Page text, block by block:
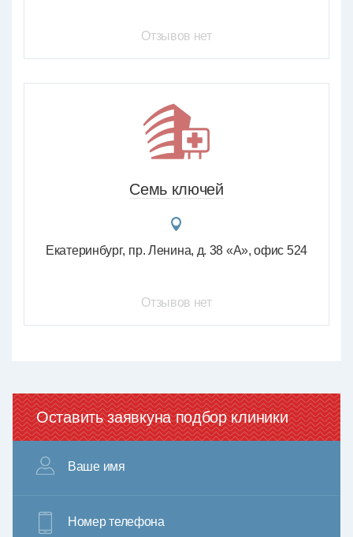
Отзывов нет
Семь ключей
Екатеринбург пр. Ленина, д. 38 «А», офис 524
Отзывов нет
Оставить заявкуна подбор клиники
Ваше имя
Номер телефона